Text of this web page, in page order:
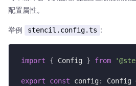
配置属性。
举例 stencil.config.ts :
import { Config } from
export const config: Config